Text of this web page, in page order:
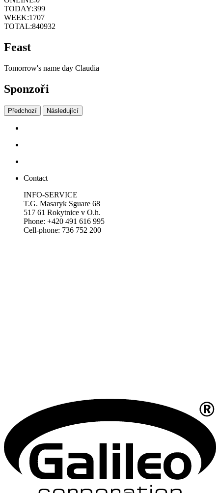
TODAY:399
WEEK:1707
TOTAL:840932
Feast
Tomorrow's name day Claudia
Sponzoři
Předchozí Následující
Contact
INFO-SERVICE
T.G. Masaryk Sguare 68
517 61 Rokytnice v O.h.
Phone: +420 491 616 995
Cell-phone: 736 752 200